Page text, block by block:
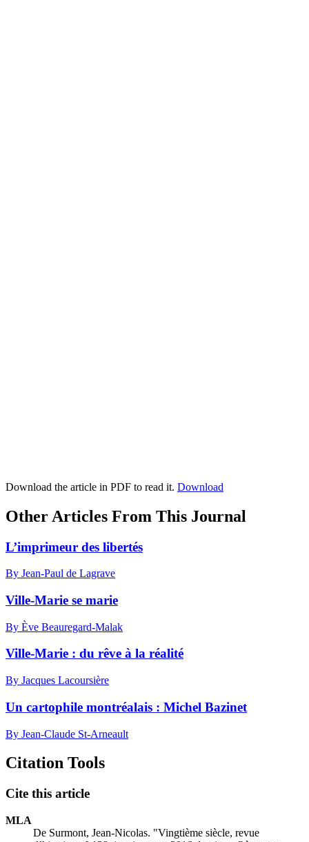
Download the article in PDF to read it. Download
Other Articles From This Journal
L’imprimeur des libertés
By Jean-Paul de Lagrave
Ville-Marie se marie
By Ève Beauregard-Malak
Ville-Marie : du rêve à la réalité
By Jacques Lacoursière
Un cartophile montréalais : Michel Bazinet
By Jean-Claude St-Arneault
Citation Tools
Cite this article
MLA
De Surmont, Jean-Nicolas. "Vingtième siècle, revue